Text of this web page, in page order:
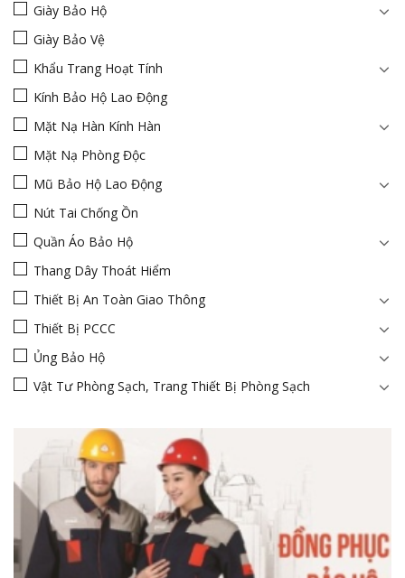
Giày Bảo Hộ
Giày Bảo Vệ
Khẩu Trang Hoạt Tính
Kính Bảo Hộ Lao Động
Mặt Nạ Hàn Kính Hàn
Mặt Nạ Phòng Độc
Mũ Bảo Hộ Lao Động
Nút Tai Chống Ồn
Quần Áo Bảo Hộ
Thang Dây Thoát Hiểm
Thiết Bị An Toàn Giao Thông
Thiết Bị PCCC
Ủng Bảo Hộ
Vật Tư Phòng Sạch, Trang Thiết Bị Phòng Sạch